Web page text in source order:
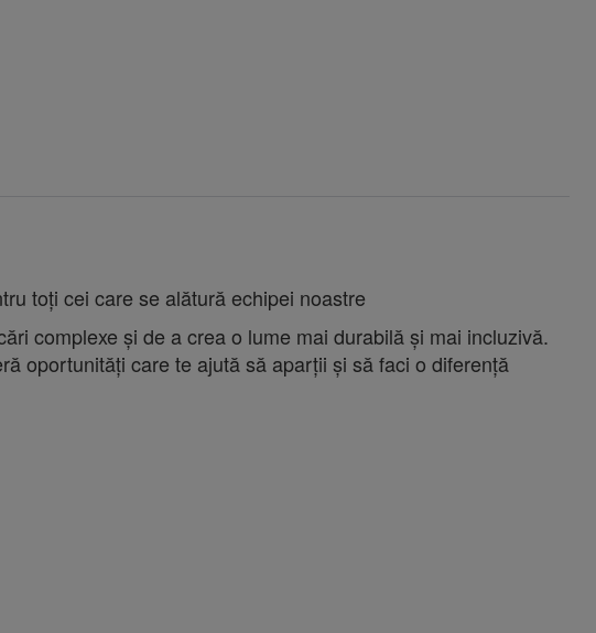
toți cei care se alătură echipei noastre
complexe și de a crea o lume mai durabilă și mai incluzivă.
oportunități care te ajută să aparții și să faci o diferență